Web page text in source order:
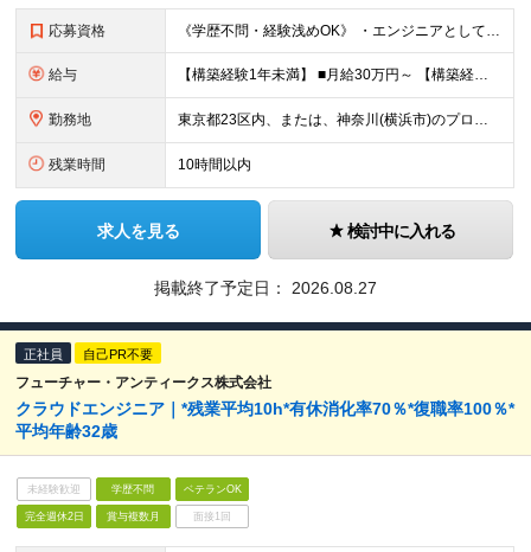
応募資格 《学歴不問・経験浅めOK》 ・エンジニアとして現場実績の経験がある方（少しの経験でもOK） ▽こんな方にオススメ▽ ----------------- □大規模案件で経験を積みたい方 ⇒多数の大手・
給与 【構築経験1年未満】 ■月給30万円～ 【構築経験3年程度】 ■月給35万円～ 【設計・構築経験3年程度】 ■月給46万円～ ※経験・スキル・前職給与などを考慮して優遇いたします ※上記金額は、
勤務地 東京都23区内、または、神奈川(横浜市)のプロジェクト先での勤務となります。 ※転居を伴う転勤はありません。 ※通勤時間は1時間程度を目安にしています。 ※勤務地は、希望を最大限に考慮します。
残業時間 10時間以内
求人を見る 検討中に入れる
掲載終了予定日： 2026.08.27
正社員 自己PR不要
フューチャー・アンティークス株式会社
クラウドエンジニア｜*残業平均10h*有休消化率70％*復職率100％*
平均年齢32歳
未経験歓迎 学歴不問 ベテランOK
完全週休2日 賞与複数月 面接1回